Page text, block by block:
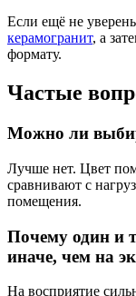
Если ещё не
керамогранит, а
формату.
Частые
Можно ли
Лучше нет. Цвет
сравнивают с
помещения.
Почему один и
иначе, чем на
На восприятие